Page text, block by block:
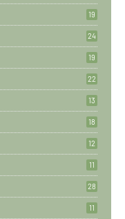
19
24
19
22
13
18
12
11
28
11